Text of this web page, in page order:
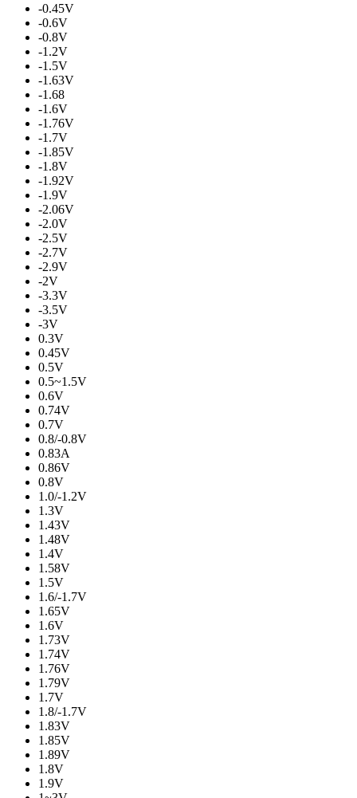
-0.45V
-0.6V
-0.8V
-1.2V
-1.5V
-1.63V
-1.68
-1.6V
-1.76V
-1.7V
-1.85V
-1.8V
-1.92V
-1.9V
-2.06V
-2.0V
-2.5V
-2.7V
-2.9V
-2V
-3.3V
-3.5V
-3V
0.3V
0.45V
0.5V
0.5~1.5V
0.6V
0.74V
0.7V
0.8/-0.8V
0.83A
0.86V
0.8V
1.0/-1.2V
1.3V
1.43V
1.48V
1.4V
1.58V
1.5V
1.6/-1.7V
1.65V
1.6V
1.73V
1.74V
1.76V
1.79V
1.7V
1.8/-1.7V
1.83V
1.85V
1.89V
1.8V
1.9V